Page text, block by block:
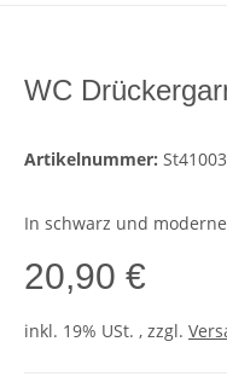
WC
Artikelnummer:
In schwarz und
20,90 €
inkl. 19% USt. , zzgl.